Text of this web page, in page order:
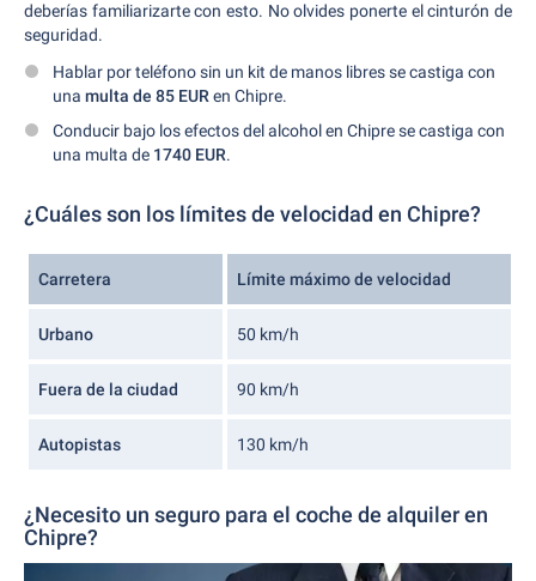
deberías familiarizarte con esto. No olvides ponerte el cinturón de
seguridad.
Hablar por teléfono sin un kit de manos libres se castiga con
una multa de 85 EUR en Chipre.
Conducir bajo los efectos del alcohol en Chipre se castiga con
una multa de 1740 EUR.
¿Cuáles son los límites de velocidad en Chipre?
Carretera Límite máximo de velocidad
Urbano 50 km/h
Fuera de la ciudad 90 km/h
Autopistas 130 km/h
¿Necesito un seguro para el coche de alquiler en
Chipre?